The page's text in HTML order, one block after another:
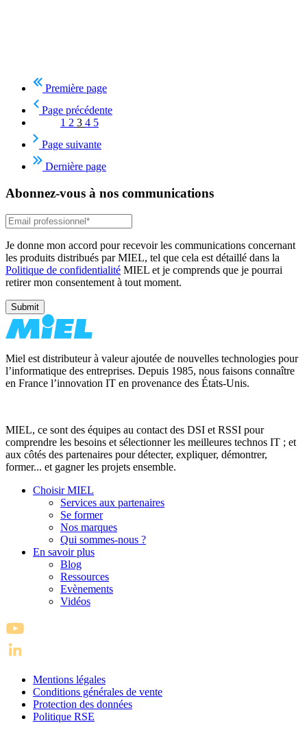
Première page
Page précédente
1 2 3 4 5
Page suivante
Dernière page
Abonnez-vous à nos communications
Je donne mon accord pour recevoir les communications concernant
les produits distribués par MIEL, tel que cela est détaillé dans la
Politique de confidentialité MIEL et je comprends que je pourrai
retirer mon consentement à tout moment.
Miel est distributeur à valeur ajoutée de nouvelles technologies pour
l’informatique des entreprises. Depuis 1985, nous faisons connaître
en France l’innovation IT en provenance des États-Unis.
MIEL, ce sont des équipes au contact des DSI et RSSI pour
comprendre les besoins et sélectionner les meilleures technos IT ; et
aux côtés des partenaires pour détecter, expliquer, démontrer,
former... et gagner les projets ensemble.
Choisir MIEL
Services aux partenaires
Se former
Nos marques
Qui sommes-nous ?
En savoir plus
Blog
Ressources
Evènements
Vidéos
Mentions légales
Conditions générales de vente
Protection des données
Politique RSE